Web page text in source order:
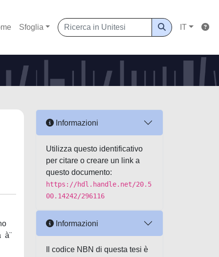
Sfoglia IT
à¨
Informazioni
Utilizza questo identificativo
per citare o creare un link a
questo documento:
https://hdl.handle.net/20.5
00.14242/296116
Informazioni
Il codice NBN di questa tesi è